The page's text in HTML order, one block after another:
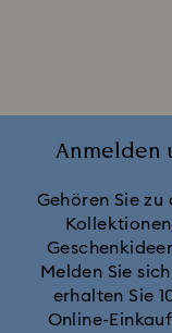
Anmelden
Gehören Sie zu
Melden Sie
erhalten Sie
Online-